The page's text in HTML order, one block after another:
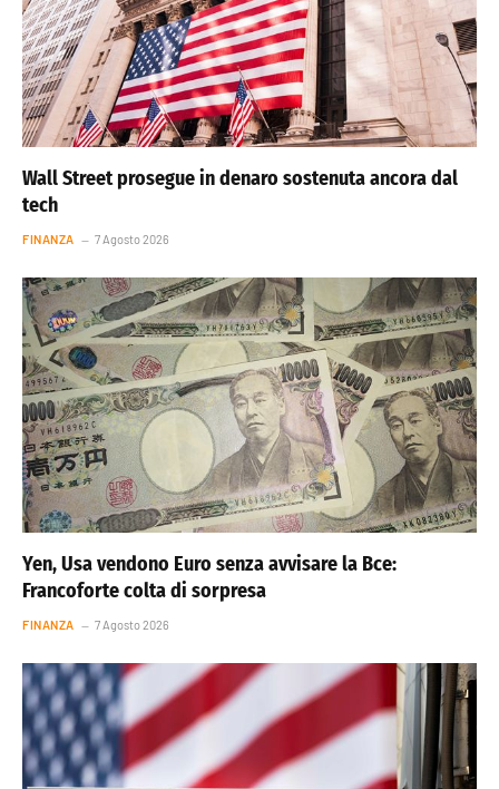
Wall Street prosegue in denaro sostenuta ancora dal
tech
FINANZA 7 Agosto 2026
Yen, Usa vendono Euro senza avvisare la Bce:
Francoforte colta di sorpresa
FINANZA 7 Agosto 2026